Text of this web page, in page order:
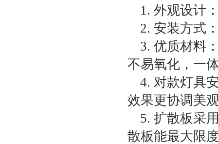
1. 外观设计
2. 安装方式
3. 优质材料
不易氧化，一
4. 对款灯具
效果更协调美
5. 扩散板采
散板能最大限